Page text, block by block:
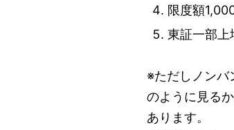
限度額
東証一部上
※ただしノンバ
のように見る
あります。